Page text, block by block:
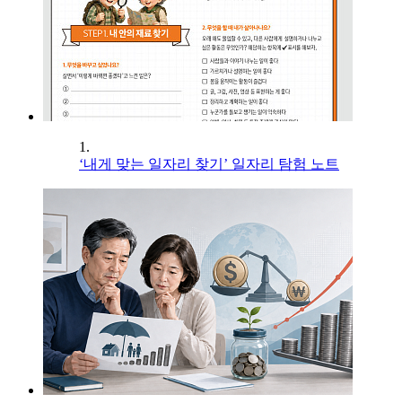
1.
‘내게 맞는 일자리 찾기’ 일자리 탐험 노트